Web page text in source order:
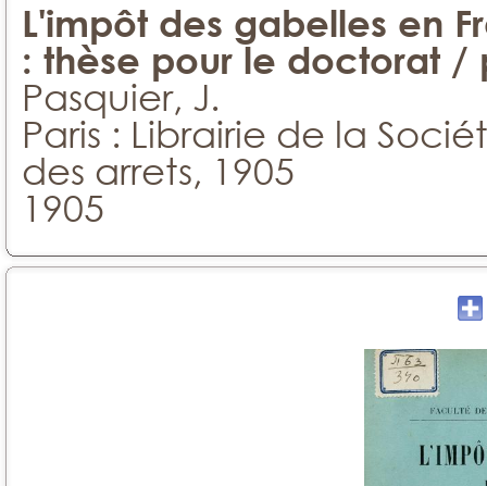
L'impôt des gabelles en
: thèse pour le doctorat /
Pasquier, J.
Paris : Librairie de la
des arrets, 1905
1905